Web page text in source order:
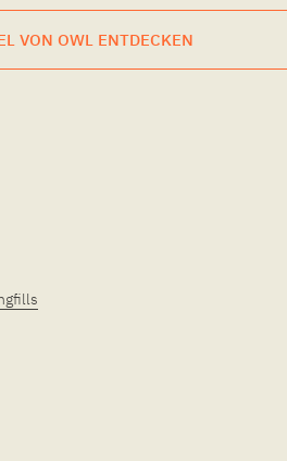
VON OWL ENTDECKEN